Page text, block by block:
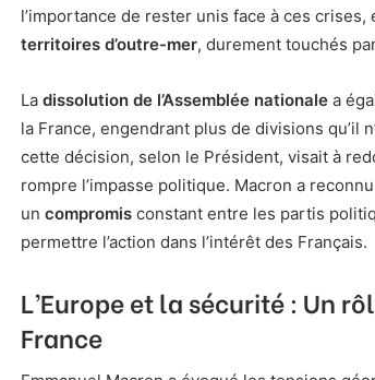
l’importance de rester unis face à ces
territoires d’outre-mer, durement touchés
La dissolution de l’Assemblée nationale a
la France, engendrant plus de divisions qu’il
cette décision, selon le Président, visait à
rompre l’impasse politique. Macron a
un compromis constant entre les partis
permettre l’action dans l’intérêt des Français.
L’Europe et la sécurité : Un
France